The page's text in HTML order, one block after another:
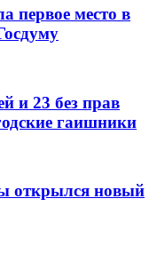
первое место в
и 23 без прав
гаишники
открылся новый